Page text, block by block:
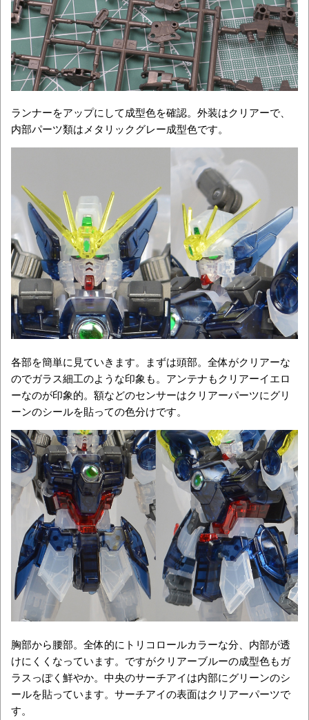
ランナーをアップにして成型色を確認。外装はクリアーで、
内部パーツ類はメタリックグレー成型色です。
各部を簡単に見ていきます。まずは頭部。全体がクリアーな
のでガラス細工のような印象も。アンテナもクリアーイエロ
ーなのが印象的。額などのセンサーはクリアーパーツにグリ
ーンのシールを貼っての色分けです。
胸部から腰部。全体的にトリコロールカラーな分、内部が透
けにくくなっています。ですがクリアーブルーの成型色もガ
ラスっぽく鮮やか。中央のサーチアイは内部にグリーンのシ
ールを貼っています。サーチアイの表面はクリアーパーツで
す。